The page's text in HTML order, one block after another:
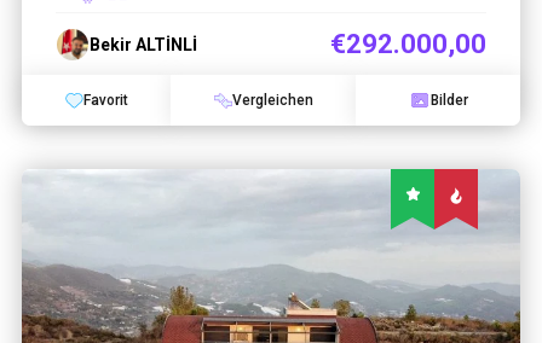
Bekir ALTİNLİ €292.000,00
Favorit Vergleichen Bilder